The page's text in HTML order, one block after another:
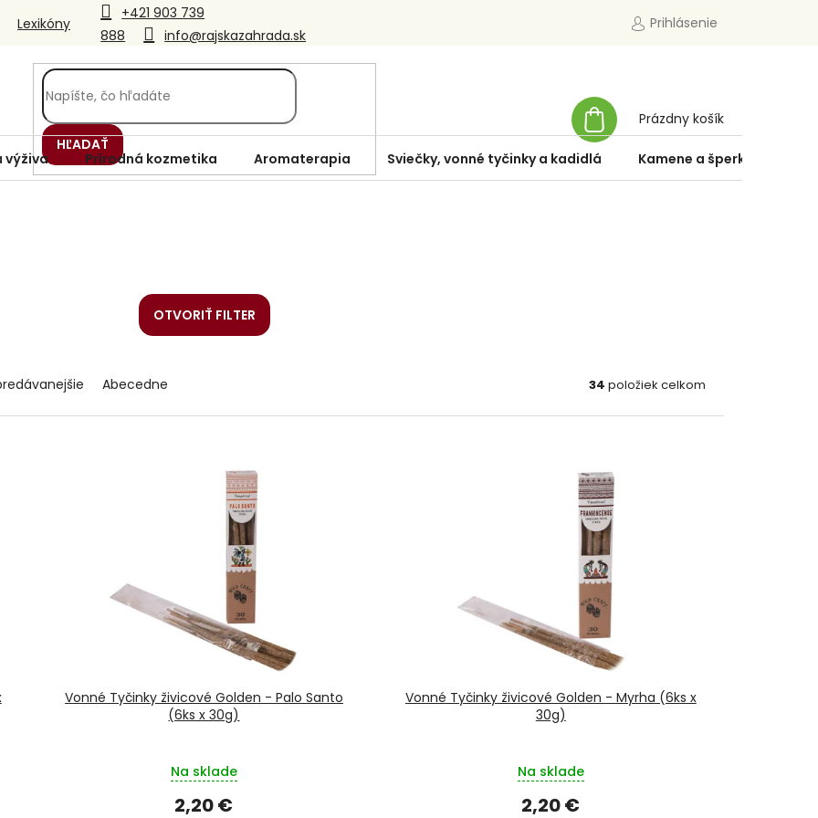
+421 903 739
888
info@rajskazahrada.sk
Lexikóny Prihlásenie
HĽADAŤ
KOŠÍK
Prázdny košík
výživa Prírodná kozmetika Aromaterapia Sviečky, vonné tyčinky a kadidlá Kamene a šperky
OTVORIŤ FILTER
Abecedne 34 položiek celkom
Vonné Tyčinky živicové Golden - Palo Santo
(6ks x 30g)
Na sklade
2,20 €
Vonné Tyčinky živicové Golden - Myrha (6ks x
30g)
Na sklade
2,20 €